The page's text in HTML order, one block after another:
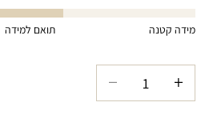
לא
זמינה
אזלה
או
מידה קטנה תואם למידה
הגדל